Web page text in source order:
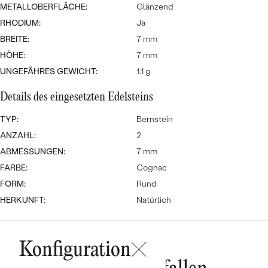
Meistverkaufte
Eheringe
ANSCHAUEN
MIT EDELSTEIN
NACH MATERIAL
GOLD
SILBER
EDELSTEINSCHMUCK
SCHMUCK MIT LAB GROWN
DIAMANTEN
PERLENSCHMUCK
NACH STYL
PERSONALISIERT
SYMBOLISCH
MINIMALISTISCH
NACH ANLASS
PREISWERTE
LUXURIÖSE
LUXURIÖSE
METALLOBERFLÄCHE:
Glänzend
RHODIUM:
Ja
BREITE:
7 mm
HÖHE:
7 mm
UNGEFÄHRES GEWICHT:
1.1 g
Details des eingesetzten Edelsteins
TYP:
Bernstein
ANZAHL:
2
ABMESSUNGEN:
7 mm
FARBE:
Cognac
FORM:
Rund
HERKUNFT:
Natürlich
Konfiguration